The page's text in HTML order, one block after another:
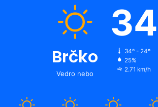
Brčko
Vedro nebo
34
34º - 24º
25%
2.71 km/h